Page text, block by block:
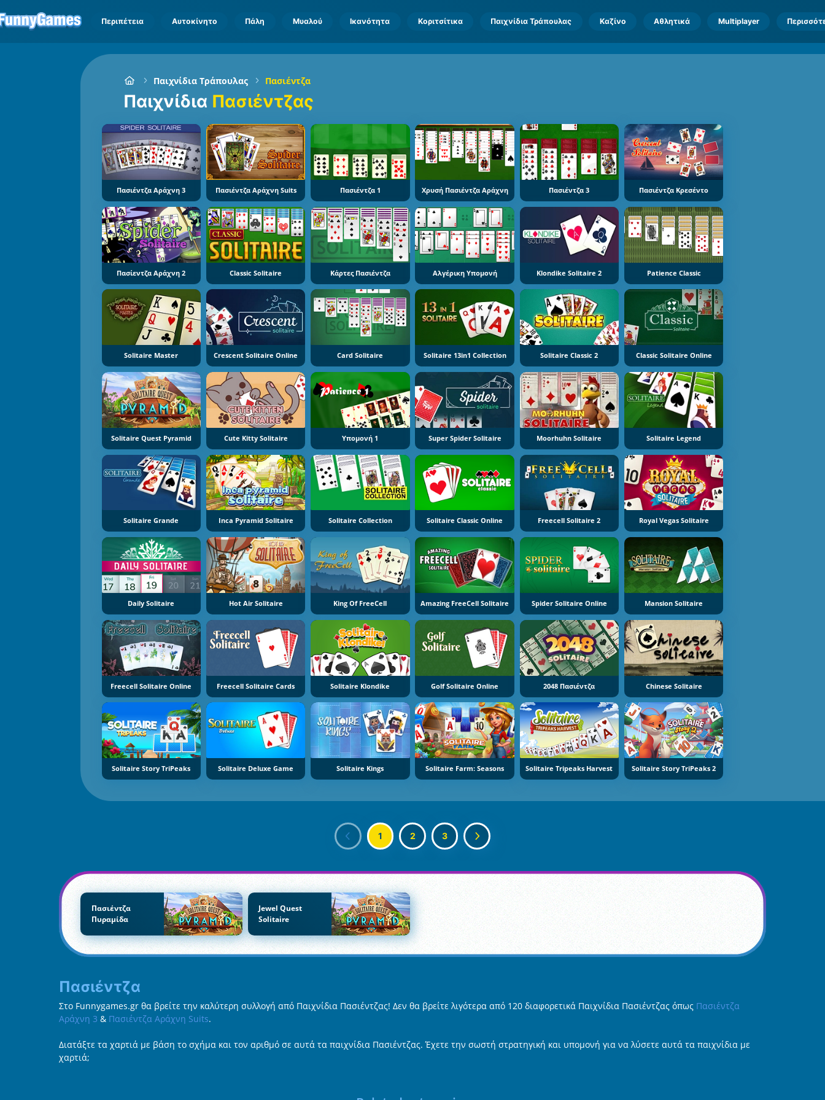
Περιπέτεια Αυτοκίνητο Πάλη Μυαλού Ικανότητα Κοριτσίτικα Παιχνίδια Τράπουλας Καζίνο Αθλητικά Multiplayer
Παιχνίδια Τράπουλας Πασιέντζα
Παιχνίδια Πασιέντζας
Πασιέντζα Αράχνη 3 Πασιέντζα Αράχνη Suits Πασιέντζα 1 Χρυσή Πασιέντζα Αράχνη Πασιέντζα 3 Πασιέντζα Κρεσέντο
Πασίεντζα Αράχνη 2 Classic Solitaire Κάρτες Πασιέντζα Αλγέρικη Υπομονή Klondike Solitaire 2 Patience Classic
Solitaire Master Crescent Solitaire Online Card Solitaire Solitaire 13in1 Collection Solitaire Classic 2 Classic Solitaire Online
Solitaire Quest Pyramid Cute Kitty Solitaire Υπομονή 1 Super Spider Solitaire Moorhuhn Solitaire Solitaire Legend
Solitaire Grande Inca Pyramid Solitaire Solitaire Collection Solitaire Classic Online Freecell Solitaire 2 Royal Vegas Solitaire
Daily Solitaire Hot Air Solitaire King Of FreeCell Amazing FreeCell Solitaire Spider Solitaire Online Mansion Solitaire
Freecell Solitaire Online Freecell Solitaire Cards Solitaire Klondike Golf Solitaire Online 2048 Πασιέντζα Chinese Solitaire
Solitaire Story TriPeaks Solitaire Deluxe Game Solitaire Kings Solitaire Farm: Seasons Solitaire Tripeaks Harvest Solitaire Story TriPeaks 2
1 2 3
Πασιέντζα
Πυραμίδα
Jewel Quest
Solitaire
Πασιέντζα
Στο Funnygames.gr θα βρείτε την καλύτερη συλλογή από Παιχνίδια Πασιέντζας! Δεν θα βρείτε λιγότερα από 120 διαφορετικά Παιχνίδια Πασιέντζας όπως Πασιέντζα
Αράχνη 3 & Πασιέντζα Αράχνη Suits.
Διατάξτε τα χαρτιά με βάση το σχήμα και τον αριθμό σε αυτά τα παιχνίδια Πασιέντζας. Έχετε την σωστή στρατηγική και υπομονή για να λύσετε αυτά τα παιχνίδια με
χαρτιά;